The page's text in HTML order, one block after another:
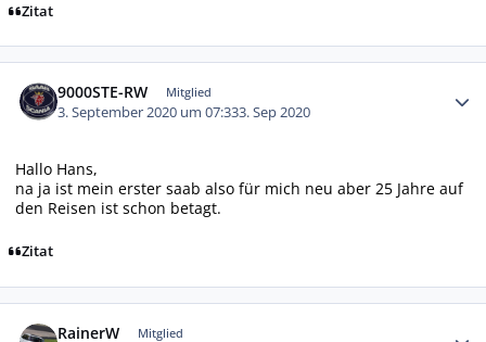
Zitat
9000STE-RW Mitglied
3. September 2020 um 07:333. Sep 2020
Hallo Hans,
na ja ist mein erster saab also für mich neu aber 25 Jahre auf
den Reisen ist schon betagt.
Zitat
RainerW Mitglied